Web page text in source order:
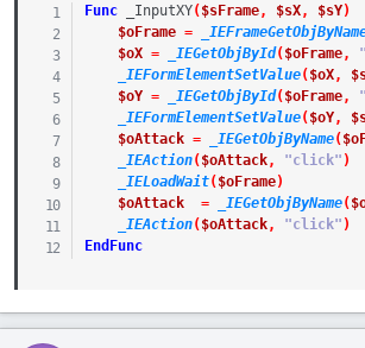
Func _InputXY( $sFrame, $sX, $sY)
$oFrame =
$oX = _IEGetObjById( $oFrame,
_IEFormElementSetValue( $oX,
$oY = _IEGetObjById( $oFrame,
_IEFormElementSetValue( $oY,
$oAttack = _IEGetObjByName(
_IEAction( $oAttack, "click" )
_IELoadWait( $oFrame)
$oAttack
= _IEGetObjByName(
_IEAction( $oAttack, "click" )
EndFunc